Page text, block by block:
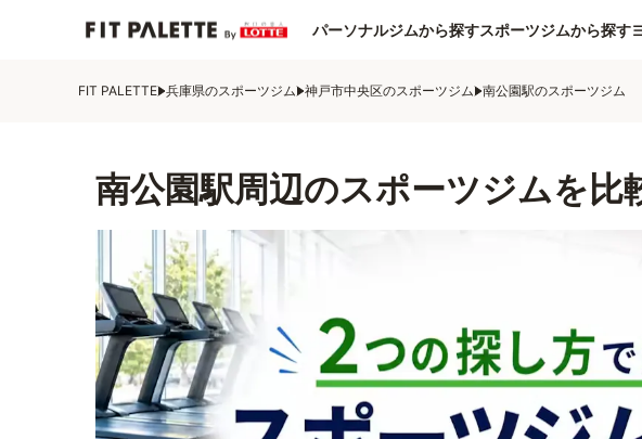
パーソナルジムから探すスポーツジムから探す
FIT PALETTE 兵庫県のスポーツジム 神戸市中央区のスポーツジム 南公園駅のスポーツジム
南公園駅周辺のスポーツジムを比